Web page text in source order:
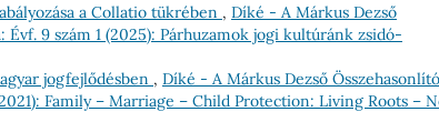
a Collatio tükrében , Díké - A Márkus Dezső
9 szám 1 (2025): Párhuzamok jogi kultúránk zsidó-
jogfejlődésben , Díké - A Márkus Dezső Összehasonlító
Family – Marriage – Child Protection: Living Roots –